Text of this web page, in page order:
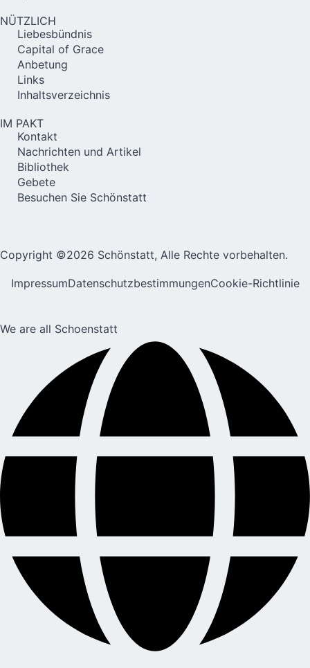
NÜTZLICH
Liebesbündnis
Capital of Grace
Anbetung
Links
Inhaltsverzeichnis
IM PAKT
Kontakt
Nachrichten und Artikel
Bibliothek
Gebete
Besuchen Sie Schönstatt
Copyright ©2026 Schönstatt, Alle Rechte vorbehalten.
ImpressumDatenschutzbestimmungenCookie-Richtlinie
We are all Schoenstatt